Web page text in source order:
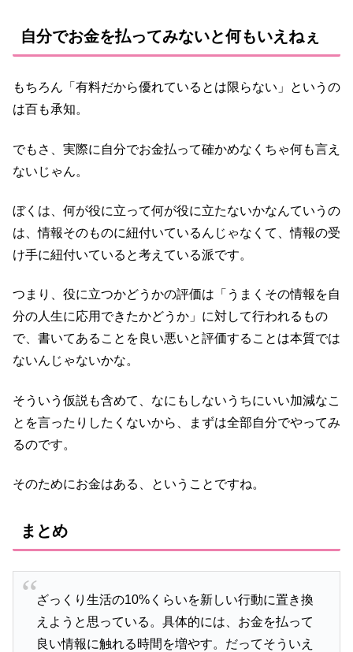
自分でお金を払ってみないと何もいえねぇ
もちろん「有料だから優れているとは限らない」というの
は百も承知。
でもさ、実際に自分でお金払って確かめなくちゃ何も言え
ないじゃん。
ぼくは、何が役に立って何が役に立たないかなんていうの
は、情報そのものに紐付いているんじゃなくて、情報の受
け手に紐付いていると考えている派です。
つまり、役に立つかどうかの評価は「うまくその情報を自
分の人生に応用できたかどうか」に対して行われるもの
で、書いてあることを良い悪いと評価することは本質では
ないんじゃないかな。
そういう仮説も含めて、なにもしないうちにいい加減なこ
とを言ったりしたくないから、まずは全部自分でやってみ
るのです。
そのためにお金はある、ということですね。
まとめ
ざっくり生活の10%くらいを新しい行動に置き換
えようと思っている。具体的には、お金を払って
良い情報に触れる時間を増やす。だってそういえ